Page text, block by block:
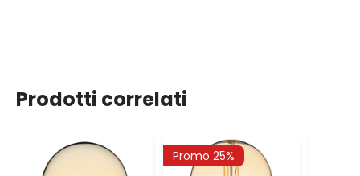
Prodotti correlati
Promo 25%